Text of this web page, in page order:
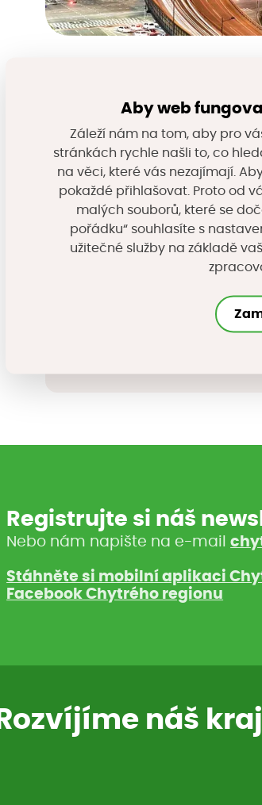
Popis produktu:
CrossWIM je systém pro
statistických dopravních dat a
přetížených vozidel.
silnice víceproudé. Systém
vozidly a zajišťuje významné
Registrujte si náš
Nebo nám napište na e-mail
Stáhněte si mobilní aplikaci
Facebook Chytrého regionu
Rozvíjíme náš kraj
Aby web
Záleží nám na tom, aby pro
stránkách rychle našli to, co
na věci, které vás nezajímají.
pokaždé přihlašovat. Proto od
malých souborů, které se
pořádku“ souhlasíte s
užitečné služby na základě